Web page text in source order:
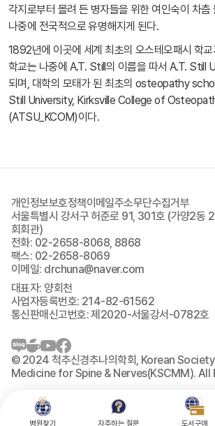
각지로부터 몰려 든 병자들을 위한 여인숙이 차츰
나중에 전국적으로 유명해지게 된다.
1892년에 이곳에 세계 최초의 오스테오패시 학교
학교는 나중에 A.T. Still의 이름을 따서 A.T. Still
되며, 대학의 모태가 된 최초의 osteopathy
Still University, Kirksville College of
(ATSU_KCOM)이다.
서울특별시 강서구 허준로 91, 301호 (가양2동
회회관)
전화: 02-2658-8068, 8868
팩스: 02-2658-8069
이메일: drchuna@naver.com
대표자: 양회천
사업자등록번호: 214-82-61562
통신판매신고번호: 제2020-서울강서-0782호
개인정보보호정책이메일주소무단수집거부
© 2024 척추신경추나의학회, Korean
Medicine for Spine & Nerves(KSCMM). All
병원찾기 자주하는 질문 도서구매